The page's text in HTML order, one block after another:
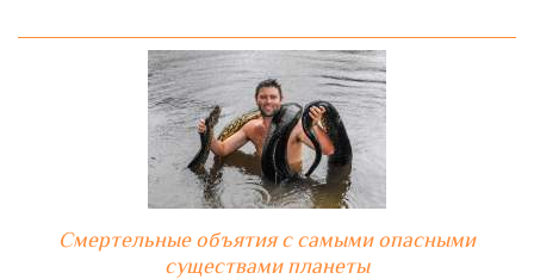
Смертельные объятия с самыми опасными
существами планеты